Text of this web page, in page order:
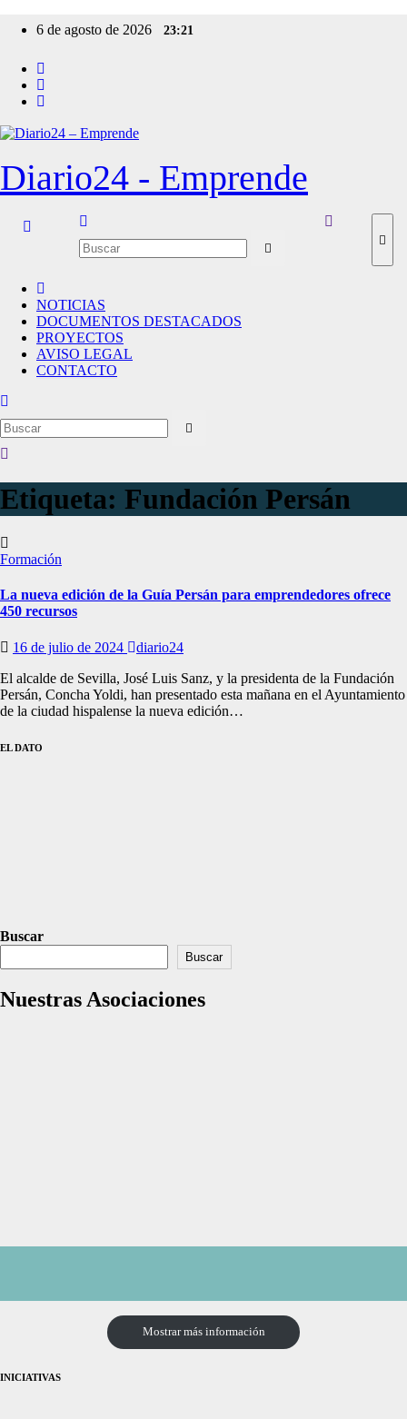
6 de agosto de 2026 23:21
Diario24 - Emprende
NOTICIAS
DOCUMENTOS DESTACADOS
PROYECTOS
AVISO LEGAL
CONTACTO
Etiqueta: Fundación Persán
Formación
La nueva edición de la Guía Persán para emprendedores ofrece
450 recursos
16 de julio de 2024
diario24
El alcalde de Sevilla, José Luis Sanz, y la presidenta de la Fundación
Persán, Concha Yoldi, han presentado esta mañana en el Ayuntamiento
de la ciudad hispalense la nueva edición…
EL DATO
Buscar
Buscar
Nuestras Asociaciones
Mostrar más información
INICIATIVAS